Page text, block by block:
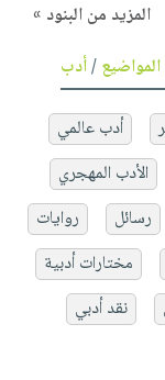
المزيد من البنود »
/أدب
أدب عالمي
الأدب المهجري
رسائل
روايات
مختارات أدبية
نقد أدبي